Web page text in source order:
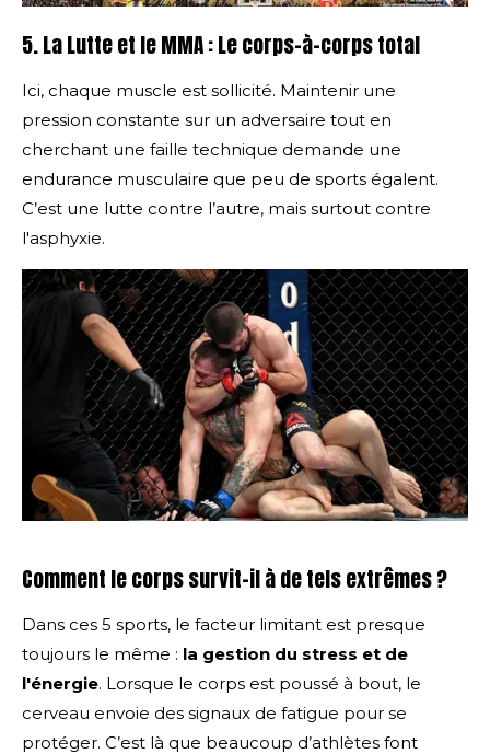
5. La Lutte et le MMA : Le corps-à-corps total
Ici, chaque muscle est sollicité. Maintenir une
pression constante sur un adversaire tout en
cherchant une faille technique demande une
endurance musculaire que peu de sports égalent.
C’est une lutte contre l’autre, mais surtout contre
l'asphyxie.
Comment le corps survit-il à de tels extrêmes ?
Dans ces 5 sports, le facteur limitant est presque
toujours le même : la gestion du stress et de
l'énergie. Lorsque le corps est poussé à bout, le
cerveau envoie des signaux de fatigue pour se
protéger. C’est là que beaucoup d’athlètes font